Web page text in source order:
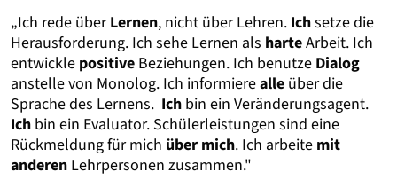
„Ich rede überLernen, nicht über Lehren. Ichsetze die
Herausforderung. Ich sehe Lernen als harteArbeit. Ich
entwickle positive Beziehungen. Ich benutze Dialog
anstelle von Monolog. Ich informierealle über die
Sprache des Lernens. Ich bin ein Veränderungsagent.
Ich bin ein Evaluator. Schülerleistungen sind eine
Rückmeldung für mich über mich. Ich arbeite mit
anderen Lehrpersonen zusammen."